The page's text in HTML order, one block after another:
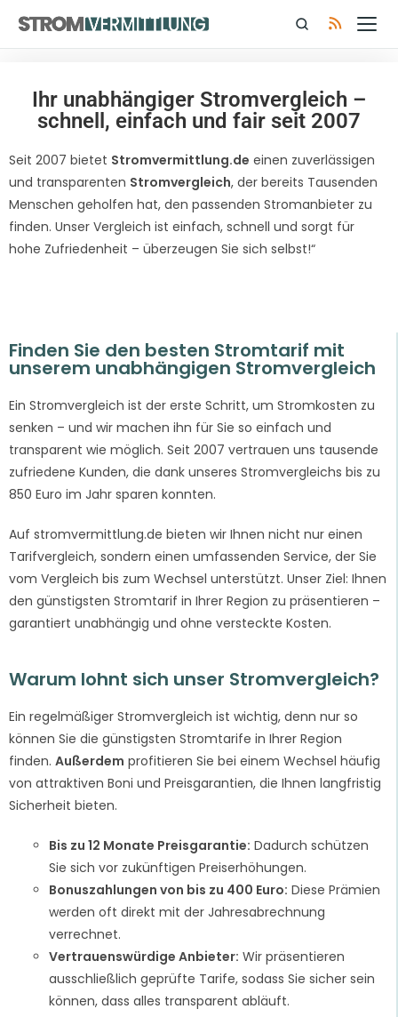
Ihr unabhängiger Stromvergleich –
schnell, einfach und fair seit 2007​
Seit 2007 bietet Stromvermittlung.de einen zuverlässigen
und transparenten Stromvergleich, der bereits Tausenden
Menschen geholfen hat, den passenden Stromanbieter zu
finden. Unser Vergleich ist einfach, schnell und sorgt für
hohe Zufriedenheit – überzeugen Sie sich selbst!“
Finden Sie den besten Stromtarif mit
unserem unabhängigen Stromvergleich
Ein Stromvergleich ist der erste Schritt, um Stromkosten zu
senken – und wir machen ihn für Sie so einfach und
transparent wie möglich. Seit 2007 vertrauen uns tausende
zufriedene Kunden, die dank unseres Stromvergleichs bis zu
850 Euro im Jahr sparen konnten.
Auf stromvermittlung.de bieten wir Ihnen nicht nur einen
Tarifvergleich, sondern einen umfassenden Service, der Sie
vom Vergleich bis zum Wechsel unterstützt. Unser Ziel: Ihnen
den günstigsten Stromtarif in Ihrer Region zu präsentieren –
garantiert unabhängig und ohne versteckte Kosten.
Warum lohnt sich unser Stromvergleich?
Ein regelmäßiger Stromvergleich ist wichtig, denn nur so
können Sie die günstigsten Stromtarife in Ihrer Region
finden. Außerdem profitieren Sie bei einem Wechsel häufig
von attraktiven Boni und Preisgarantien, die Ihnen langfristig
Sicherheit bieten.
Bis zu 12 Monate Preisgarantie: Dadurch schützen
Sie sich vor zukünftigen Preiserhöhungen.
Bonuszahlungen von bis zu 400 Euro: Diese Prämien
werden oft direkt mit der Jahresabrechnung
verrechnet.
Vertrauenswürdige Anbieter: Wir präsentieren
ausschließlich geprüfte Tarife, sodass Sie sicher sein
können, dass alles transparent abläuft.